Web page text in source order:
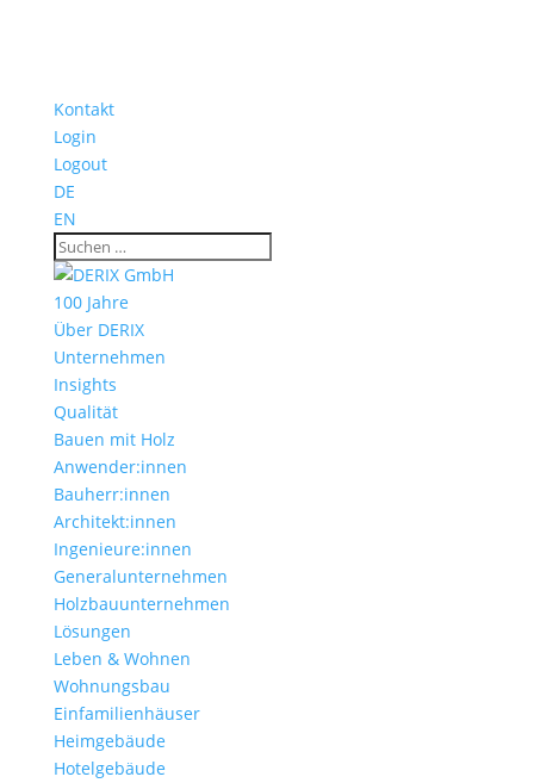
Kontakt
Login
Logout
DE
EN
100 Jahre
Über DERIX
Unternehmen
Insights
Qualität
Bauen mit Holz
Anwender:innen
Bauherr:innen
Architekt:innen
Ingenieure:innen
Generalunternehmen
Holzbauunternehmen
Lösungen
Leben & Wohnen
Wohnungs­bau
Einfamilien­häuser
Heimgebäude
Hotelgebäude